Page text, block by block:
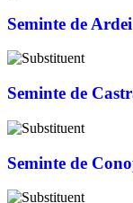
Seminte de Ardei
Seminte de
Seminte de